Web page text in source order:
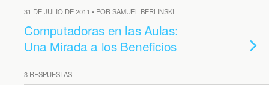
31 DE JULIO DE 2011 • POR SAMUEL BERLINSKI
Computadoras en las Aulas:
Una Mirada a los Beneficios
3 RESPUESTAS